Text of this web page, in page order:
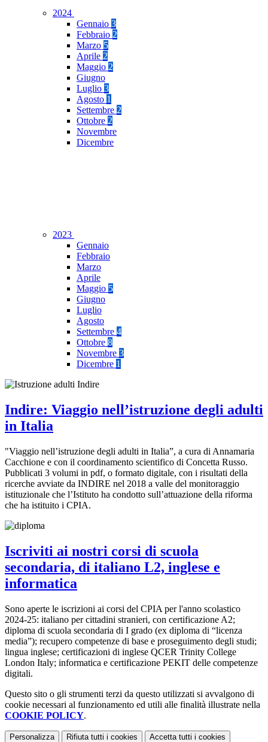
2024
Gennaio 3
Febbraio 2
Marzo 5
Aprile 2
Maggio 2
Giugno
Luglio 3
Agosto 1
Settembre 2
Ottobre 2
Novembre
Dicembre
2023
Gennaio
Febbraio
Marzo
Aprile
Maggio 5
Giugno
Luglio
Agosto
Settembre 4
Ottobre 8
Novembre 3
Dicembre 1
Indire: Viaggio nell’istruzione degli adulti
in Italia
"Viaggio nell’istruzione degli adulti in Italia”, a cura di Annamaria
Cacchione e con il coordinamento scientifico di Concetta Russo.
Pubblicati 3 volumi in pdf, o formato digitale, con i risultati della
ricerche avviate da INDIRE nel 2018 a valle del monitoraggio
istituzionale che l’Istituto ha condotto sull’attuazione della riforma
che ha istituito i CPIA.
Iscriviti ai nostri corsi di scuola
secondaria, di italiano L2, inglese e
informatica
Sono aperte le iscrizioni ai corsi del CPIA per l'anno scolastico
2024-25: italiano per cittadini stranieri, con certificazione A2;
diploma di scuola secondaria di I grado (ex diploma di “licenza
media”); recupero competenze di base e proseguimento degli studi;
lingua inglese; certificazioni di inglese QCER Trinity College
London Italy; informatica e certificazione PEKIT delle competenze
digitali.
Questo sito o gli strumenti terzi da questo utilizzati si avvalgono di
cookie necessari al funzionamento ed utili alle finalità illustrate nella
COOKIE POLICY.
Personalizza Rifiuta tutti i cookies Accetta tutti i cookies